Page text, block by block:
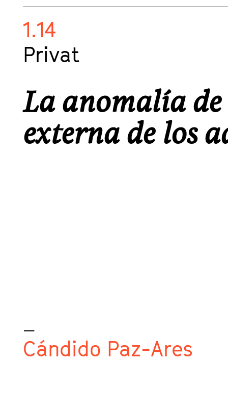
1.14
Privat
La anomalía
externa de los
_
Cándido Paz-Ares